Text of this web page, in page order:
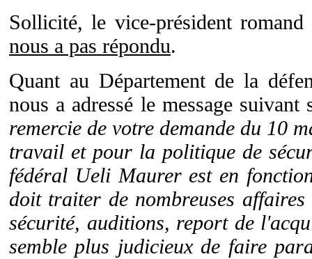
Sollicité, le vice-président
nous a pas répondu.
Quant au Département de la
nous a adressé le message
remercie de votre demande du 10
travail et pour la politique de
fédéral Ueli Maurer est en
doit traiter de nombreuses
sécurité, auditions, report de
semble plus judicieux de faire